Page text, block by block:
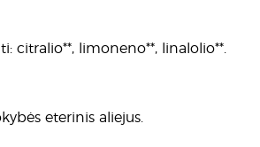
citralio**, limoneno**, linalolio**.
eterinis aliejus.